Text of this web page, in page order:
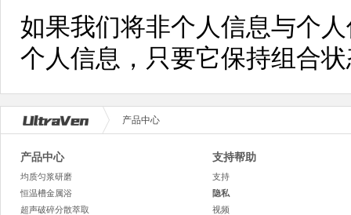
如果我们将非个人信息与个
个人信息，只要它保持组合
产品中心
产品中心
均质匀浆研磨
恒温槽金属浴
超声破碎分散萃取
支持帮助
支持
隐私
视频